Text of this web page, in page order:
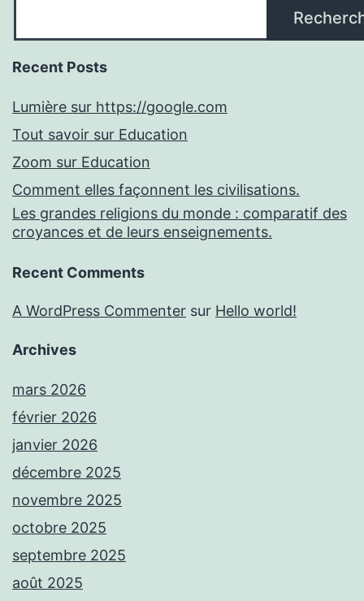
Recent Posts
Lumière sur https://google.com
Tout savoir sur Education
Zoom sur Education
Comment elles façonnent les civilisations.
Les grandes religions du monde : comparatif des
croyances et de leurs enseignements.
Recent Comments
A WordPress Commenter sur Hello world!
Archives
mars 2026
février 2026
janvier 2026
décembre 2025
novembre 2025
octobre 2025
septembre 2025
août 2025